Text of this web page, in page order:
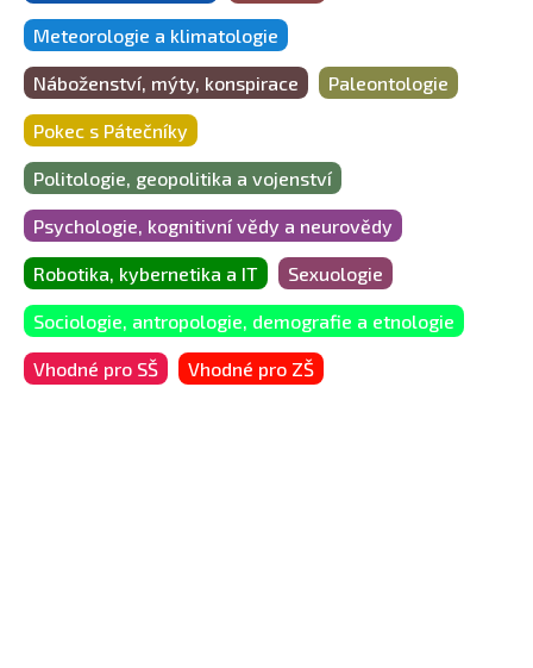
Meteorologie a klimatologie
Náboženství, mýty, konspirace Paleontologie
Pokec s Pátečníky
Politologie, geopolitika a vojenství
Psychologie, kognitivní vědy a neurovědy
Robotika, kybernetika a IT Sexuologie
Sociologie, antropologie, demografie a etnologie
Vhodné pro SŠ Vhodné pro ZŠ